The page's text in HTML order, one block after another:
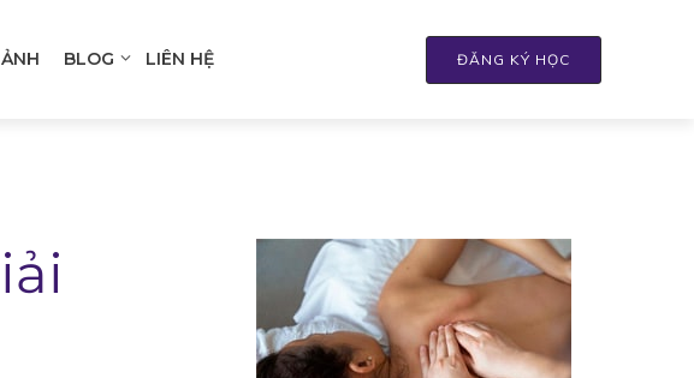
BLOG LIÊN HỆ ĐĂNG KÝ HỌC